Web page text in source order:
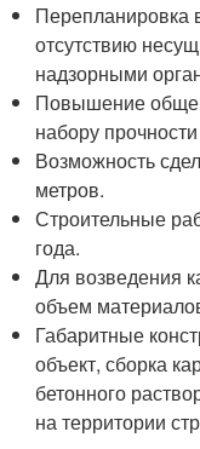
Перепланировка
отсутствию
надзорными
Повышение
набору
Возможность
метров.
Строительные
года.
Для возведения
объем
Габаритные
объект, сборка
бетонного
на территории